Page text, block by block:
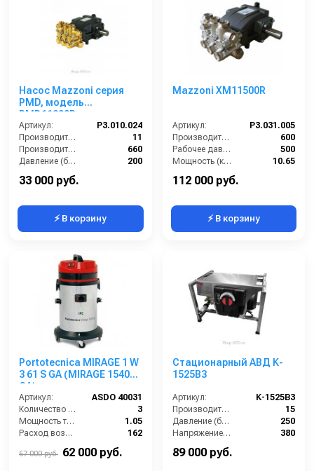
Насос Mazzoni серия
PMD, модель
PMD11200R
Артикул:
P3.010.024
Производительность (л/мин):
11
Производительность (л/ч):
660
Давление (бар):
200
Мощность (л.с.):
33 000 руб.
⚡ В корзину
Mazzoni XM11500R
Артикул:
P3.031.005
Производительность (л/ч):
600
Рабочее давление (бар):
500
Мощность (кВт):
10.65
112 000 руб.
⚡ В корзину
Portotecnica MIRAGE 1 W
3 61 S GA (MIRAGE 1540
GA)
Артикул:
ASDO 40031
Количество турбин (шт):
3
Мощность турбины (Вт):
1.05
Расход воздуха (л/сек):
162
67 000 руб. 62 000 руб.
Стационарный АВД K-
1525B3
Артикул:
K-1525B3
Производительность (л/мин):
15
Давление (бар):
250
Напряжение (В):
380
89 000 руб.